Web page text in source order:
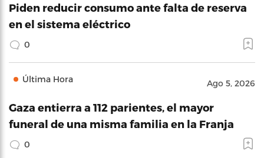
Piden reducir consumo ante falta de reserva
en el sistema eléctrico
0
Última Hora Ago 5, 2026
Gaza entierra a 112 parientes, el mayor
funeral de una misma familia en la Franja
0